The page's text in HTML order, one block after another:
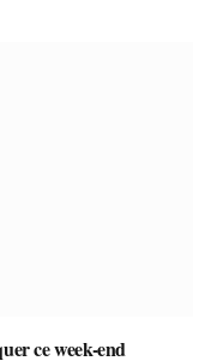
ce week-end